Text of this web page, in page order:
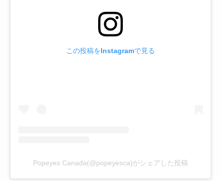
この投稿をInstagramで見る
Popeyes Canada(@popeyesca)がシェアした投稿